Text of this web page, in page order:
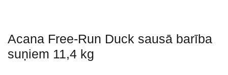
Acana Free-Run Duck sausā barība
suņiem 11,4 kg